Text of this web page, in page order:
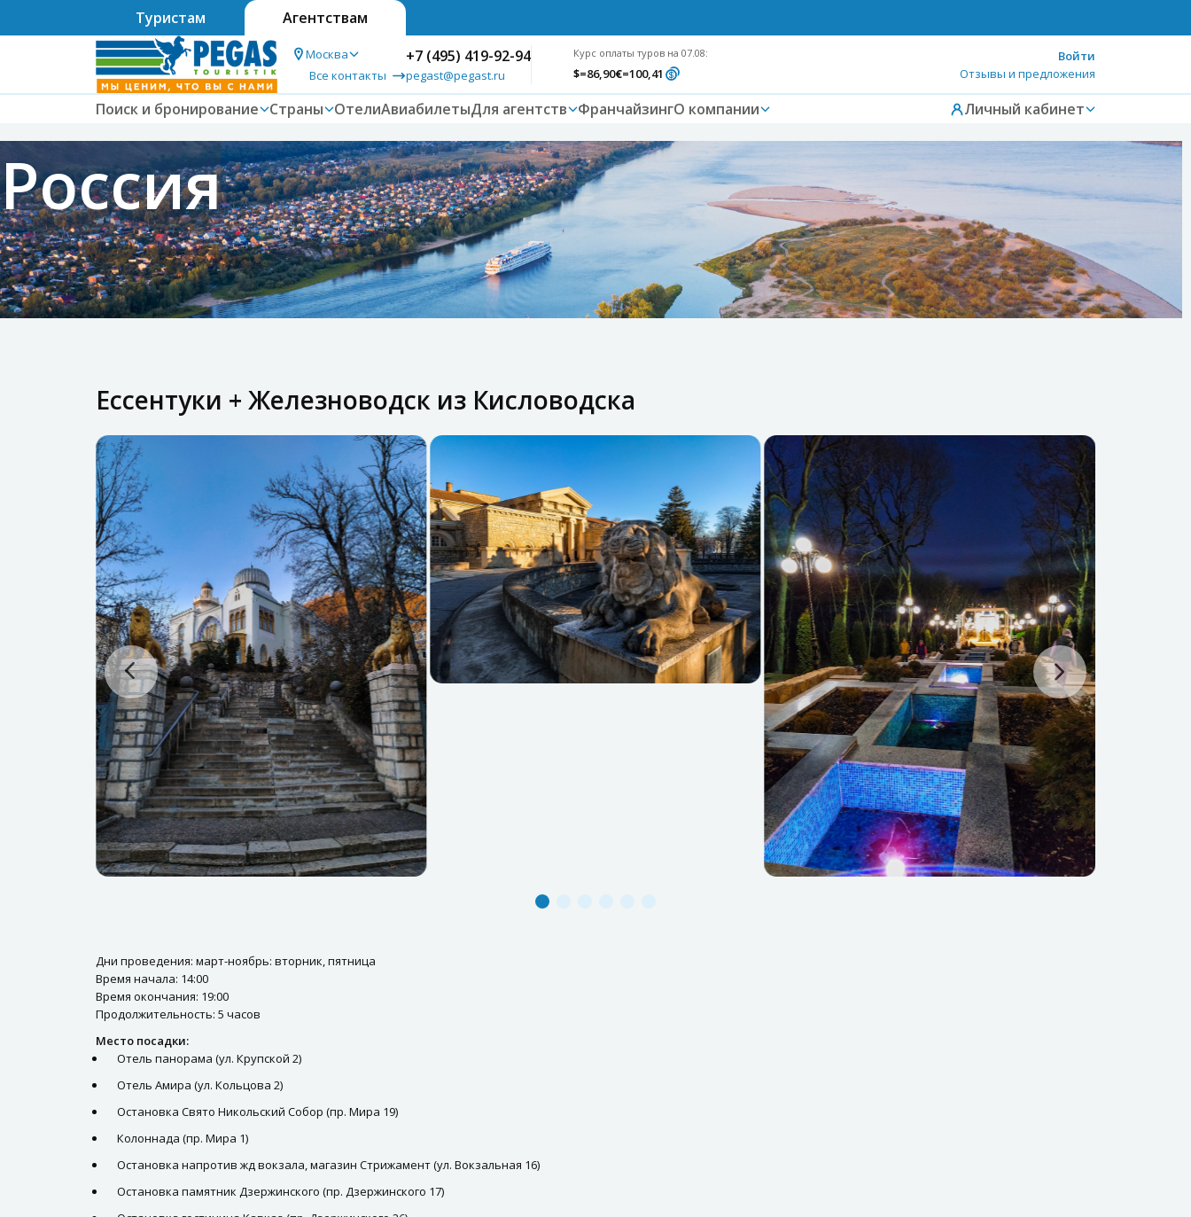
Туристам Агентствам
Москва
Все контакты
+7 (495) 419-92-94
pegast@pegast.ru
Курс оплаты туров на 07.08:
$=86,90€=100,41
Войти
Отзывы и предложения
Поиск и бронирование Страны ОтелиАвиабилетыДля агентств ФранчайзингО компании Личный кабинет
Россия
Ессентуки + Железноводск из Кисловодска
Дни проведения: март-ноябрь: вторник, пятница
Время начала: 14:00
Время окончания: 19:00
Продолжительность: 5 часов
Место посадки:
Отель панорама (ул. Крупской 2)
Отель Амира (ул. Кольцова 2)
Остановка Свято Никольский Собор (пр. Мира 19)
Колоннада (пр. Мира 1)
Остановка напротив жд вокзала, магазин Стрижамент (ул. Вокзальная 16)
Остановка памятник Дзержинского (пр. Дзержинского 17)